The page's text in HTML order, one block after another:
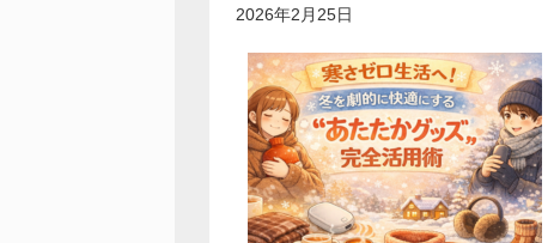
2026年2月25日